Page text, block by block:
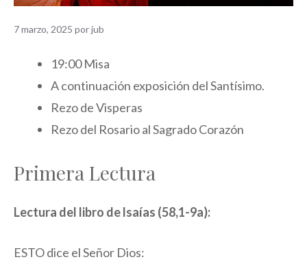
7 marzo, 2025 porjub
19:00 Misa
A continuación exposición del Santísimo.
Rezo de Visperas
Rezo del Rosario al Sagrado Corazón
Primera Lectura
Lectura del libro de lsaías (58,1-9a):
ESTO dice el Señor Dios: